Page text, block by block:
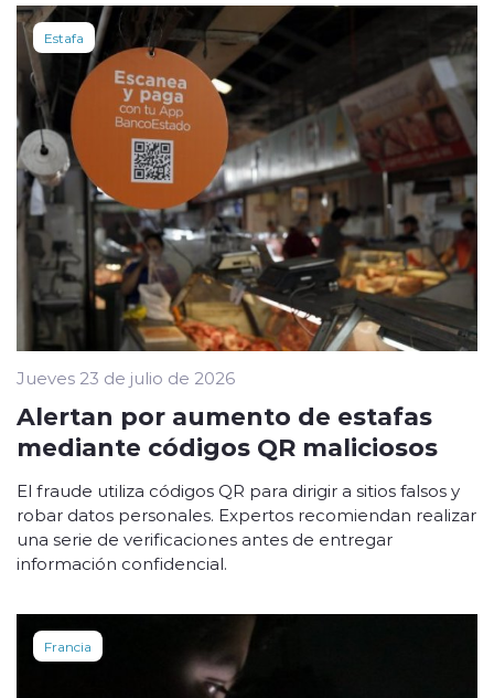
Estafa
Jueves 23 de julio de 2026
Alertan por aumento de estafas
mediante códigos QR maliciosos
El fraude utiliza códigos QR para dirigir a sitios falsos y
robar datos personales. Expertos recomiendan realizar
una serie de verificaciones antes de entregar
información confidencial.
Francia